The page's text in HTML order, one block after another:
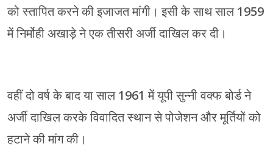
को स्तापित करने की इजाजत मांगी। इसी के साथ साल 1959
में निर्मोही अखाड़े ने एक तीसरी अर्जी दाखिल कर दी।
वहीं दो वर्ष के बाद या साल 1961 में यूपी सुन्नी वक्फ बोर्ड ने
अर्जी दाखिल करके विवादित स्थान से पोजेशन और मूर्तियों को
हटाने की मांग की।